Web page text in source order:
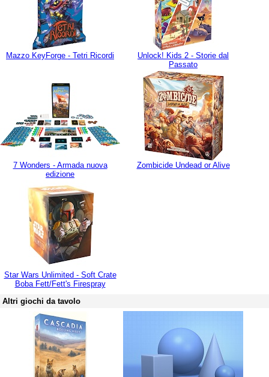
Mazzo KeyForge - Tetri Ricordi
Unlock! Kids 2 - Storie dal
Passato
7 Wonders - Armada nuova
edizione
Zombicide Undead or Alive
Star Wars Unlimited - Soft Crate
Boba Fett/Fett's Firespray
Altri giochi da tavolo